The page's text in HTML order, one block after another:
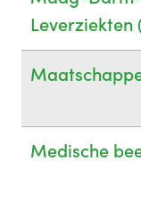
Leverziekten
Medische